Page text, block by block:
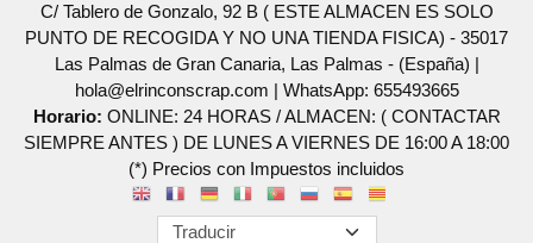
C/ Tablero de Gonzalo, 92 B ( ESTE ALMACEN ES SOLO
PUNTO DE RECOGIDA Y NO UNA TIENDA FISICA) - 35017
Las Palmas de Gran Canaria, Las Palmas - (España) |
hola@elrinconscrap.com | WhatsApp: 655493665
Horario: ONLINE: 24 HORAS / ALMACEN: ( CONTACTAR
SIEMPRE ANTES ) DE LUNES A VIERNES DE 16:00 A 18:00
(*) Precios con Impuestos incluidos